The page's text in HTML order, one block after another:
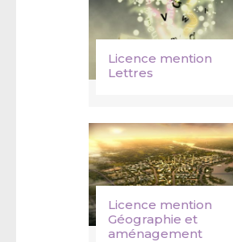
Licence mention
Lettres
Licence mention
Géographie et
aménagement